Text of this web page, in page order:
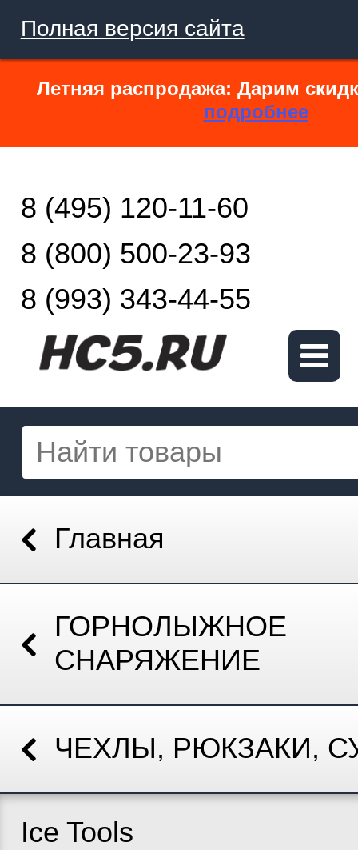
Полная версия сайта
Летняя распродажа: Дарим
подробнее
8 (495) 120-11-60
8 (800) 500-23-93
8 (993) 343-44-55
Главная
ГОРНОЛЫЖНОЕ
СНАРЯЖЕНИЕ
ЧЕХЛЫ, РЮКЗАКИ,
Ice Tools